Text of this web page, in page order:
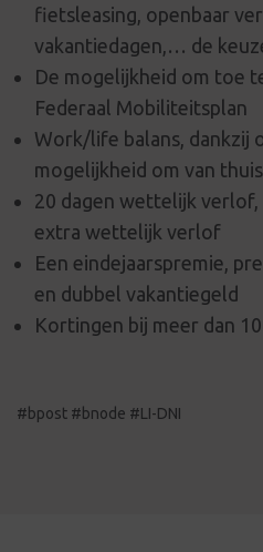
fietsleasing, openbaar
vakantiedagen,… de
De mogelijkheid om toe
Federaal Mobiliteitsplan
Work/life balans, dankzij
mogelijkheid om van
20 dagen wettelijk verlof,
extra wettelijk verlof
Een eindejaarspremie,
en dubbel vakantiegeld
Kortingen bij meer dan
#bpost #bnode #LI-DNI